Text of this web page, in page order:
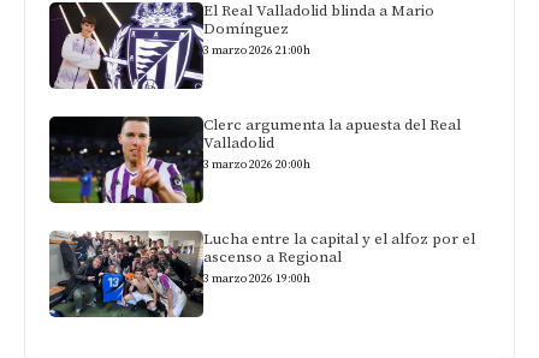
El Real Valladolid blinda a Mario
Domínguez
3 marzo 2026 21:00h
Clerc argumenta la apuesta del Real
Valladolid
3 marzo 2026 20:00h
Lucha entre la capital y el alfoz por el
ascenso a Regional
3 marzo 2026 19:00h